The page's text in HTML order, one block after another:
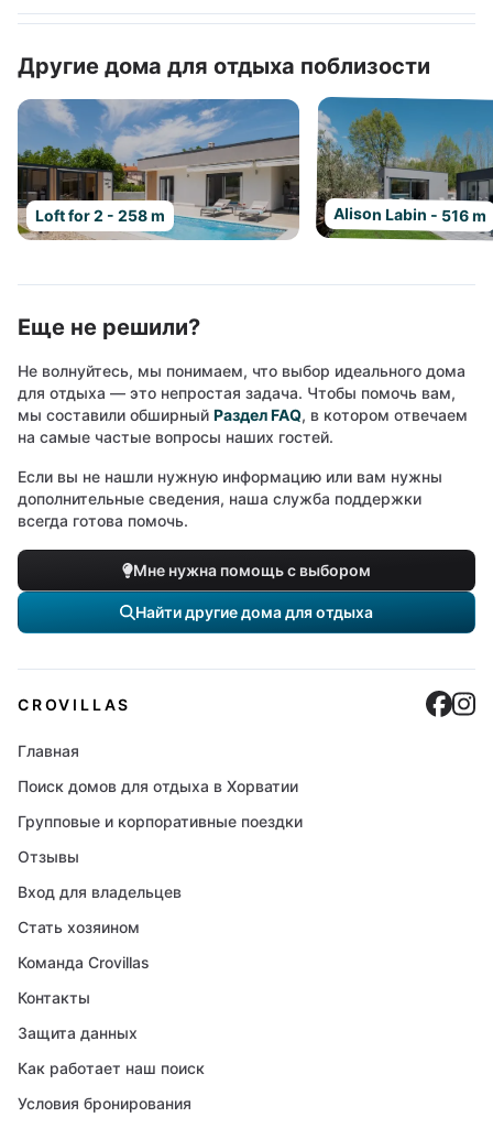
Другие дома для отдыха поблизости
Loft for 2 - 258 m Alison Labin - 516 m
Еще не решили?
Не волнуйтесь, мы понимаем, что выбор идеального дома
для отдыха — это непростая задача. Чтобы помочь вам,
мы составили обширный Раздел FAQ, в котором отвечаем
на самые частые вопросы наших гостей.
Если вы не нашли нужную информацию или вам нужны
дополнительные сведения, наша служба поддержки
всегда готова помочь.
Мне нужна помощь с выбором
Найти другие дома для отдыха
CROVILLAS
Главная
Поиск домов для отдыха в Хорватии
Групповые и корпоративные поездки
Отзывы
Вход для владельцев
Стать хозяином
Команда Crovillas
Контакты
Защита данных
Как работает наш поиск
Условия бронирования